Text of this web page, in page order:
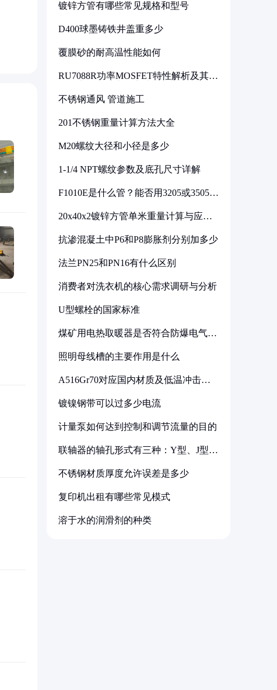
镀锌方管有哪些常见规格和型号
D400球墨铸铁井盖重多少
覆膜砂的耐高温性能如何
RU7088R功率MOSFET特性解析及其在
不锈钢通风 管道施工
201不锈钢重量计算方法大全
M20螺纹大径和小径是多少
1-1/4 NPT螺纹参数及底孔尺寸详解
F1010E是什么管？能否用3205或3505代
20x40x2镀锌方管单米重量计算与应用
抗渗混凝土中P6和P8膨胀剂分别加多少
法兰PN25和PN16有什么区别
消费者对洗衣机的核心需求调研与分析
U型螺栓的国家标准
煤矿用电热取暖器是否符合防爆电气设
照明母线槽的主要作用是什么
A516Gr70对应国内材质及低温冲击要
镀镍钢带可以过多少电流
计量泵如何达到控制和调节流量的目的
联轴器的轴孔形式有三种：Y型、J型、
不锈钢材质厚度允许误差是多少
复印机出租有哪些常见模式
溶于水的润滑剂的种类